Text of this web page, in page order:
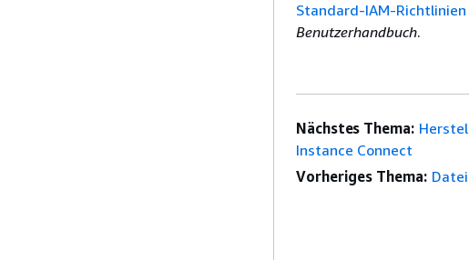
Standard-IAM-
Benutzerhandbuch.
Nächstes Thema:
Instance Connect
Vorheriges Thema: